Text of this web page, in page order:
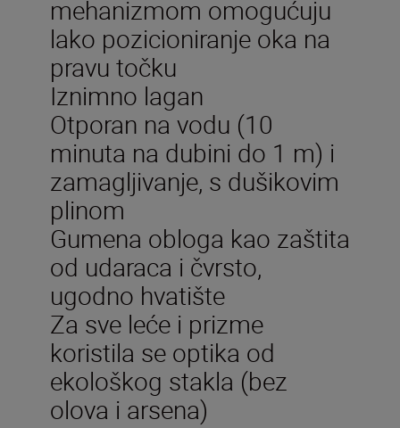
mehanizmom omogućuju
lako pozicioniranje oka na
pravu točku
Iznimno lagan
Otporan na vodu (10
minuta na dubini do 1 m) i
zamagljivanje, s dušikovim
plinom
Gumena obloga kao zaštita
od udaraca i čvrsto,
ugodno hvatište
Za sve leće i prizme
koristila se optika od
ekološkog stakla (bez
olova i arsena)